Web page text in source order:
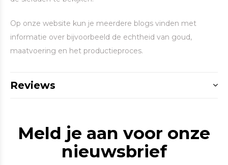
Op onze website kun je meerdere blogs vinden met
informatie over bijvoorbeeld de echtheid van goud,
maatvoering en het productieproces.
Reviews
Meld je aan voor onze
nieuwsbrief